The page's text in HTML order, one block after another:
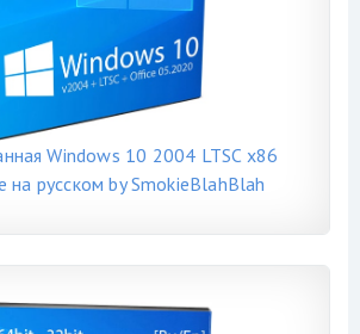
Windows 10 2004 LTSC x86
русском by SmokieBlahBlah